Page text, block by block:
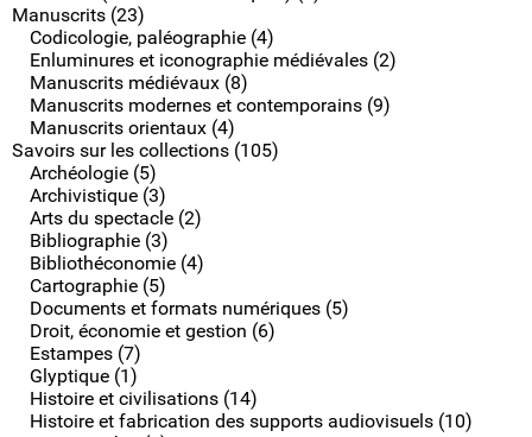
Manuscrits (23)
Codicologie, paléographie (4)
Enluminures et iconographie médiévales (2)
Manuscrits médiévaux (8)
Manuscrits modernes et contemporains (9)
Manuscrits orientaux (4)
Savoirs sur les collections (105)
Archéologie (5)
Archivistique (3)
Arts du spectacle (2)
Bibliographie (3)
Bibliothéconomie (4)
Cartographie (5)
Documents et formats numériques (5)
Droit, économie et gestion (6)
Estampes (7)
Glyptique (1)
Histoire et civilisations (14)
Histoire et fabrication des supports audiovisuels (10)